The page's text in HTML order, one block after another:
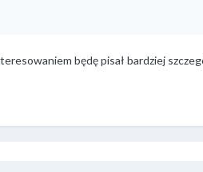
będę pisał bardziej